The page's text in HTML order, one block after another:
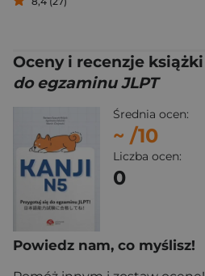
Oceny i recenzje książki
do egzaminu JLPT
Średnia ocen:
~ /10
Liczba ocen:
0
Powiedz nam, co myślisz!